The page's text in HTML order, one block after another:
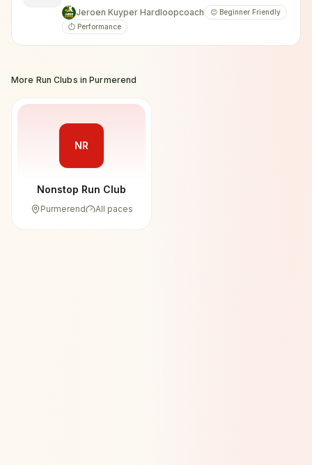
Jeroen Kuyper Hardloopcoach
😊 Beginner Friendly
⏱️ Performance
More Run Clubs inPurmerend
NR
Nonstop Run Club
Purmerend All paces